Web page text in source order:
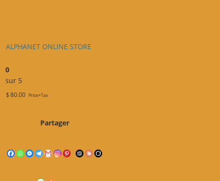
ALPHANET ONLINE STORE
0
sur 5
$80.00 Price+Tax
Partager